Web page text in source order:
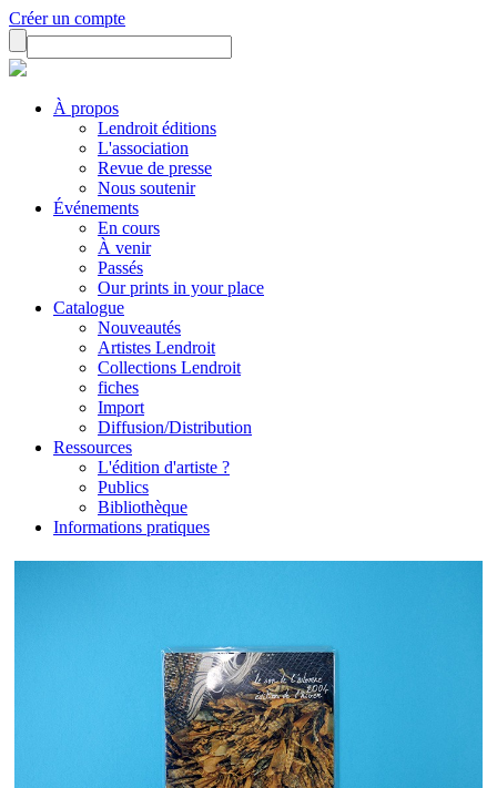
Créer un compte
À propos
Lendroit éditions
L'association
Revue de presse
Nous soutenir
Événements
En cours
À venir
Passés
Our prints in your place
Catalogue
Nouveautés
Artistes Lendroit
Collections Lendroit
fiches
Import
Diffusion/Distribution
Ressources
L'édition d'artiste ?
Publics
Bibliothèque
Informations pratiques